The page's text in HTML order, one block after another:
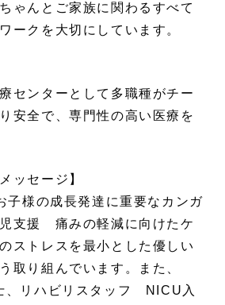
ゃんとご家族に関わるすべて
ークを大切にしています。
センターとして多職種がチー
安全で、専門性の高い医療を
ッセージ】
子様の成長発達に重要なカンガ
支援 痛みの軽減に向けたケ
ストレスを最小とした優しい
取り組んでいます。また、
、リハビリスタッフ NICU入